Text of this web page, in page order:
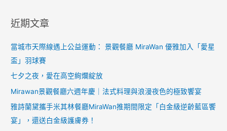
近期文章
當城市天際線遇上公益運動： 景觀餐廳 MiraWan 優雅加入「愛星
盃」羽球賽
七夕之夜，愛在高空絢爛綻放
Mirawan景觀餐廳六週年慶｜法式料理與浪漫夜色的極致饗宴
雅詩蘭黛攜手米其林餐廳MiraWan推期間限定「白金級逆齡藍區饗
宴」，還送白金級護膚券！